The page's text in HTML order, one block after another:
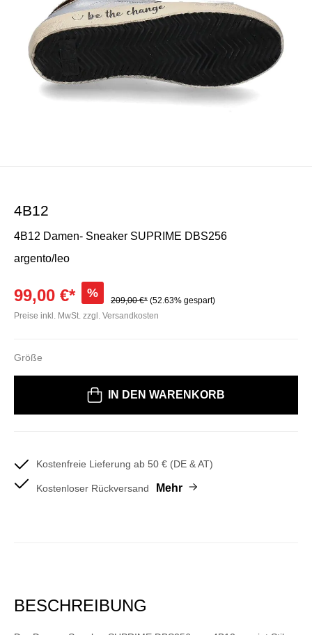
4B12
4B12 Damen- Sneaker SUPRIME DBS256
argento/leo
99,00 €* %
209,00 €* (52.63% gespart)
Preise inkl. MwSt. zzgl. Versandkosten
Größe
IN DEN WARENKORB
Kostenfreie Lieferung ab 50 € (DE & AT)
Kostenloser Rückversand Mehr
BESCHREIBUNG